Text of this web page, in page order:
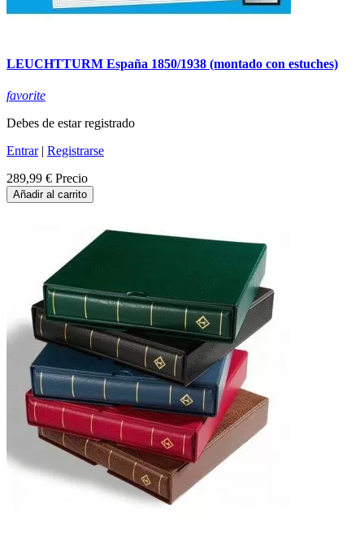
LEUCHTTURM España 1850/1938 (montado con estuches)
favorite
Debes de estar registrado
Entrar| Registrarse
289,99 € Precio
Añadir al carrito